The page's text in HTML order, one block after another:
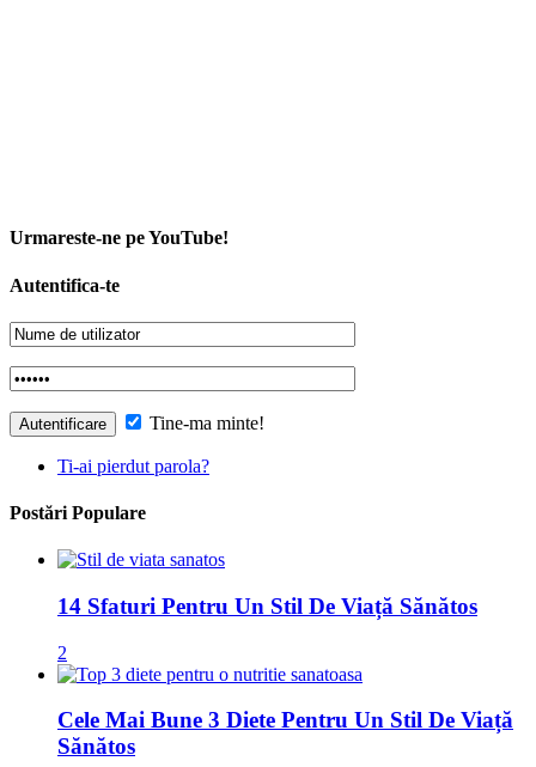
Urmareste-ne pe YouTube!
Autentifica-te
Tine-ma minte!
Ti-ai pierdut parola?
Postări Populare
14 Sfaturi Pentru Un Stil De Viață Sănătos
2
Cele Mai Bune 3 Diete Pentru Un Stil De Viață
Sănătos